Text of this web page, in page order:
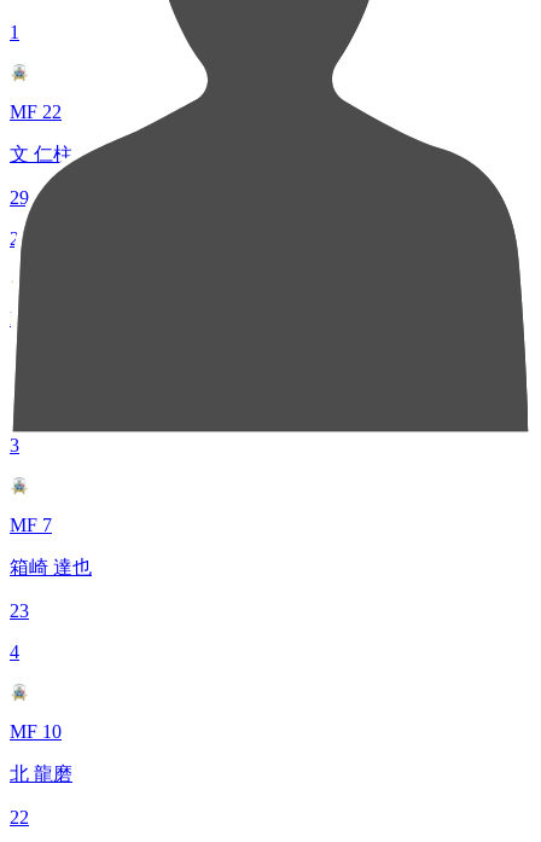
1
MF 22
文 仁柱
29
2
MF 9
中村 駿
24
3
MF 7
箱崎 達也
23
4
MF 10
北 龍磨
22